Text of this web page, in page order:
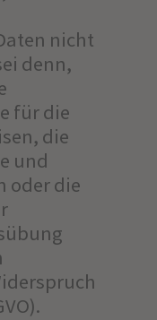
nicht
denn,
für die
die
und
oder die